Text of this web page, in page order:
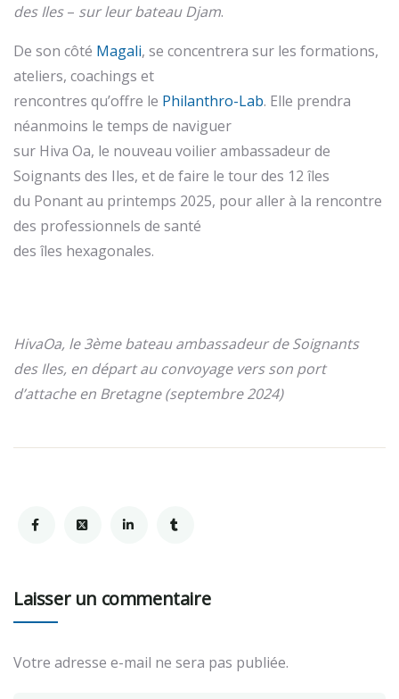
des Iles– sur leur bateau Djam.
De son côté Magali, se concentrera sur les formations,
ateliers, coachings et
rencontres qu’offre le Philanthro-Lab. Elle prendra
néanmoins le temps de naviguer
sur Hiva Oa, le nouveau voilier ambassadeur de
Soignants des Iles, et de faire le tour des 12 îles
du Ponant au printemps 2025, pour aller à la rencontre
des professionnels de santé
des îles hexagonales.
HivaOa, le 3ème bateau ambassadeur de Soignants
des Iles, en départ au convoyage vers son port
d’attache en Bretagne (septembre 2024)
Laisser un commentaire
Votre adresse e-mail ne sera pas publiée.